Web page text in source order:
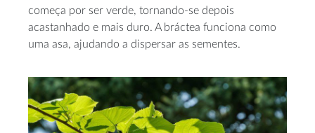
começa por ser verde, tornando-se depois
acastanhado e mais duro. A bráctea funciona como
uma asa, ajudando a dispersar as sementes.